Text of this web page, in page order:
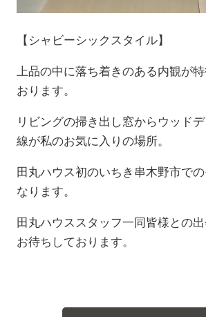
【シャビーシックスタイル】
上品の中に落ち着きのある内観が
おります。
リビングの掃き出し窓からウッド
線が私のお気に入りの場所。
田丸ハウス初のいちき串木野市で
なります。
田丸ハウススタッフ一同皆様との
お待ちしております。